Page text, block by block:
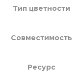
Тип цветности
Совместимость
Ресурс